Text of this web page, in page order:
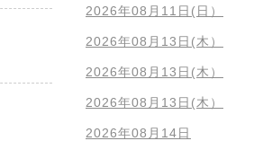
2026年08月11日(日）
2026年08月13日(木）
2026年08月13日(木）
2026年08月13日(木）
2026年08月14日